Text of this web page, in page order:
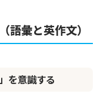
語彙と英作文）
を意識する